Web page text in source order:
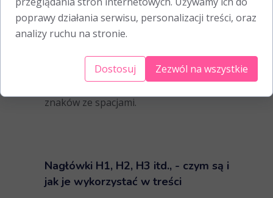
długości znaczników podanej niżej.
Meta tytuł powinien mieć długość 60 -
70 znaków ze spacjami.
znaków ze spacjami.
Nagłówki H1, H2, H3 itd., - czym są i
jak je wykorzystać w treści
poprawy działania serwisu, personalizacji treści, oraz
analizy ruchu na stronie.
Dostosuj Zezwól na wszystkie